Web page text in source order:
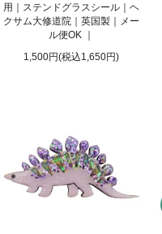
用｜ステンドグラスシール｜ヘ
クサム大修道院｜英国製｜メー
ル便OK ｜
1,500円(税込1,650円)